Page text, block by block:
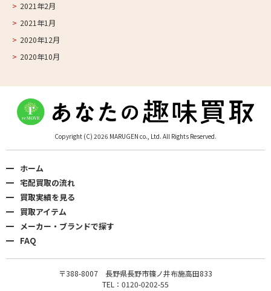
2021年2月
2021年1月
2020年12月
2020年10月
Copyright (C) 2026 MARUGEN co., Ltd. All Rights Reserved.
ホーム
宅配買取の流れ
買取実績を見る
買取アイテム
メーカー・ブランドで探す
FAQ
〒388-8007 長野県長野市篠ノ井布施高田833
TEL：0120-0202-55